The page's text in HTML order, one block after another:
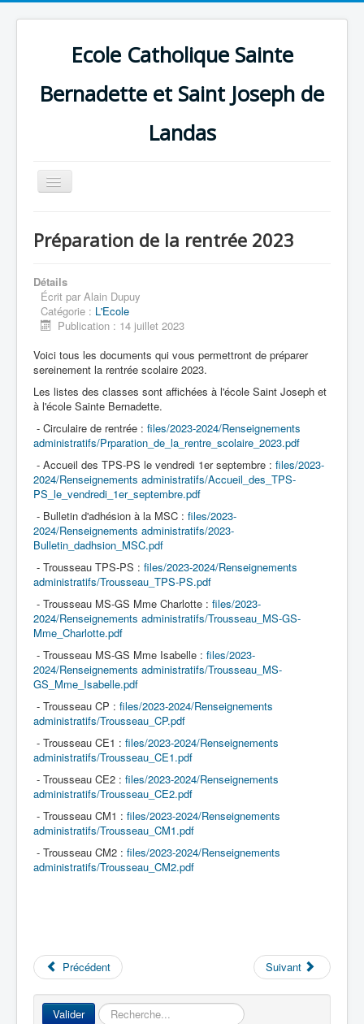
Ecole Catholique Sainte
Bernadette et Saint Joseph de
Landas
Basculer
la
Accueil
L'Ecole
La vie dans les classes
Infos pratiques
Les associations
Préparation de la rentrée 2023
Détails
Écrit par Alain Dupuy
Catégorie : L'Ecole
Publication : 14 juillet 2023
Voici tous les documents qui vous permettront de préparer
sereinement la rentrée scolaire 2023.
Les listes des classes sont affichées à l'école Saint Joseph et
à l'école Sainte Bernadette.
- Circulaire de rentrée : files/2023-2024/Renseignements
administratifs/Prparation_de_la_rentre_scolaire_2023.pdf
- Accueil des TPS-PS le vendredi 1er septembre : files/2023-
2024/Renseignements administratifs/Accueil_des_TPS-
PS_le_vendredi_1er_septembre.pdf
- Bulletin d'adhésion à la MSC : files/2023-
2024/Renseignements administratifs/2023-
Bulletin_dadhsion_MSC.pdf
- Trousseau TPS-PS : files/2023-2024/Renseignements
administratifs/Trousseau_TPS-PS.pdf
- Trousseau MS-GS Mme Charlotte : files/2023-
2024/Renseignements administratifs/Trousseau_MS-GS-
Mme_Charlotte.pdf
- Trousseau MS-GS Mme Isabelle : files/2023-
2024/Renseignements administratifs/Trousseau_MS-
GS_Mme_Isabelle.pdf
- Trousseau CP : files/2023-2024/Renseignements
administratifs/Trousseau_CP.pdf
- Trousseau CE1 : files/2023-2024/Renseignements
administratifs/Trousseau_CE1.pdf
- Trousseau CE2 : files/2023-2024/Renseignements
administratifs/Trousseau_CE2.pdf
- Trousseau CM1 : files/2023-2024/Renseignements
administratifs/Trousseau_CM1.pdf
- Trousseau CM2 : files/2023-2024/Renseignements
administratifs/Trousseau_CM2.pdf
Précédent Suivant
Valider Rechercher